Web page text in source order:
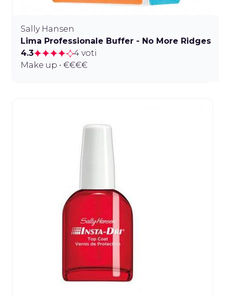
Sally Hansen
Lima Professionale Buffer - No More Ridges
4.3
4 voti
Make up • €€€€